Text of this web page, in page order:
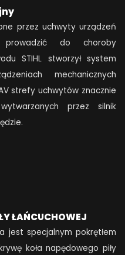
przez uchwyty urządzeń
prowadzić do choroby
STIHL stworzył system
mechanicznych
strefy uchwytów znacznie
przez silnik
ŁAŃCUCHOWEJ
jest specjalnym pokrętłem
koła napędowego piły